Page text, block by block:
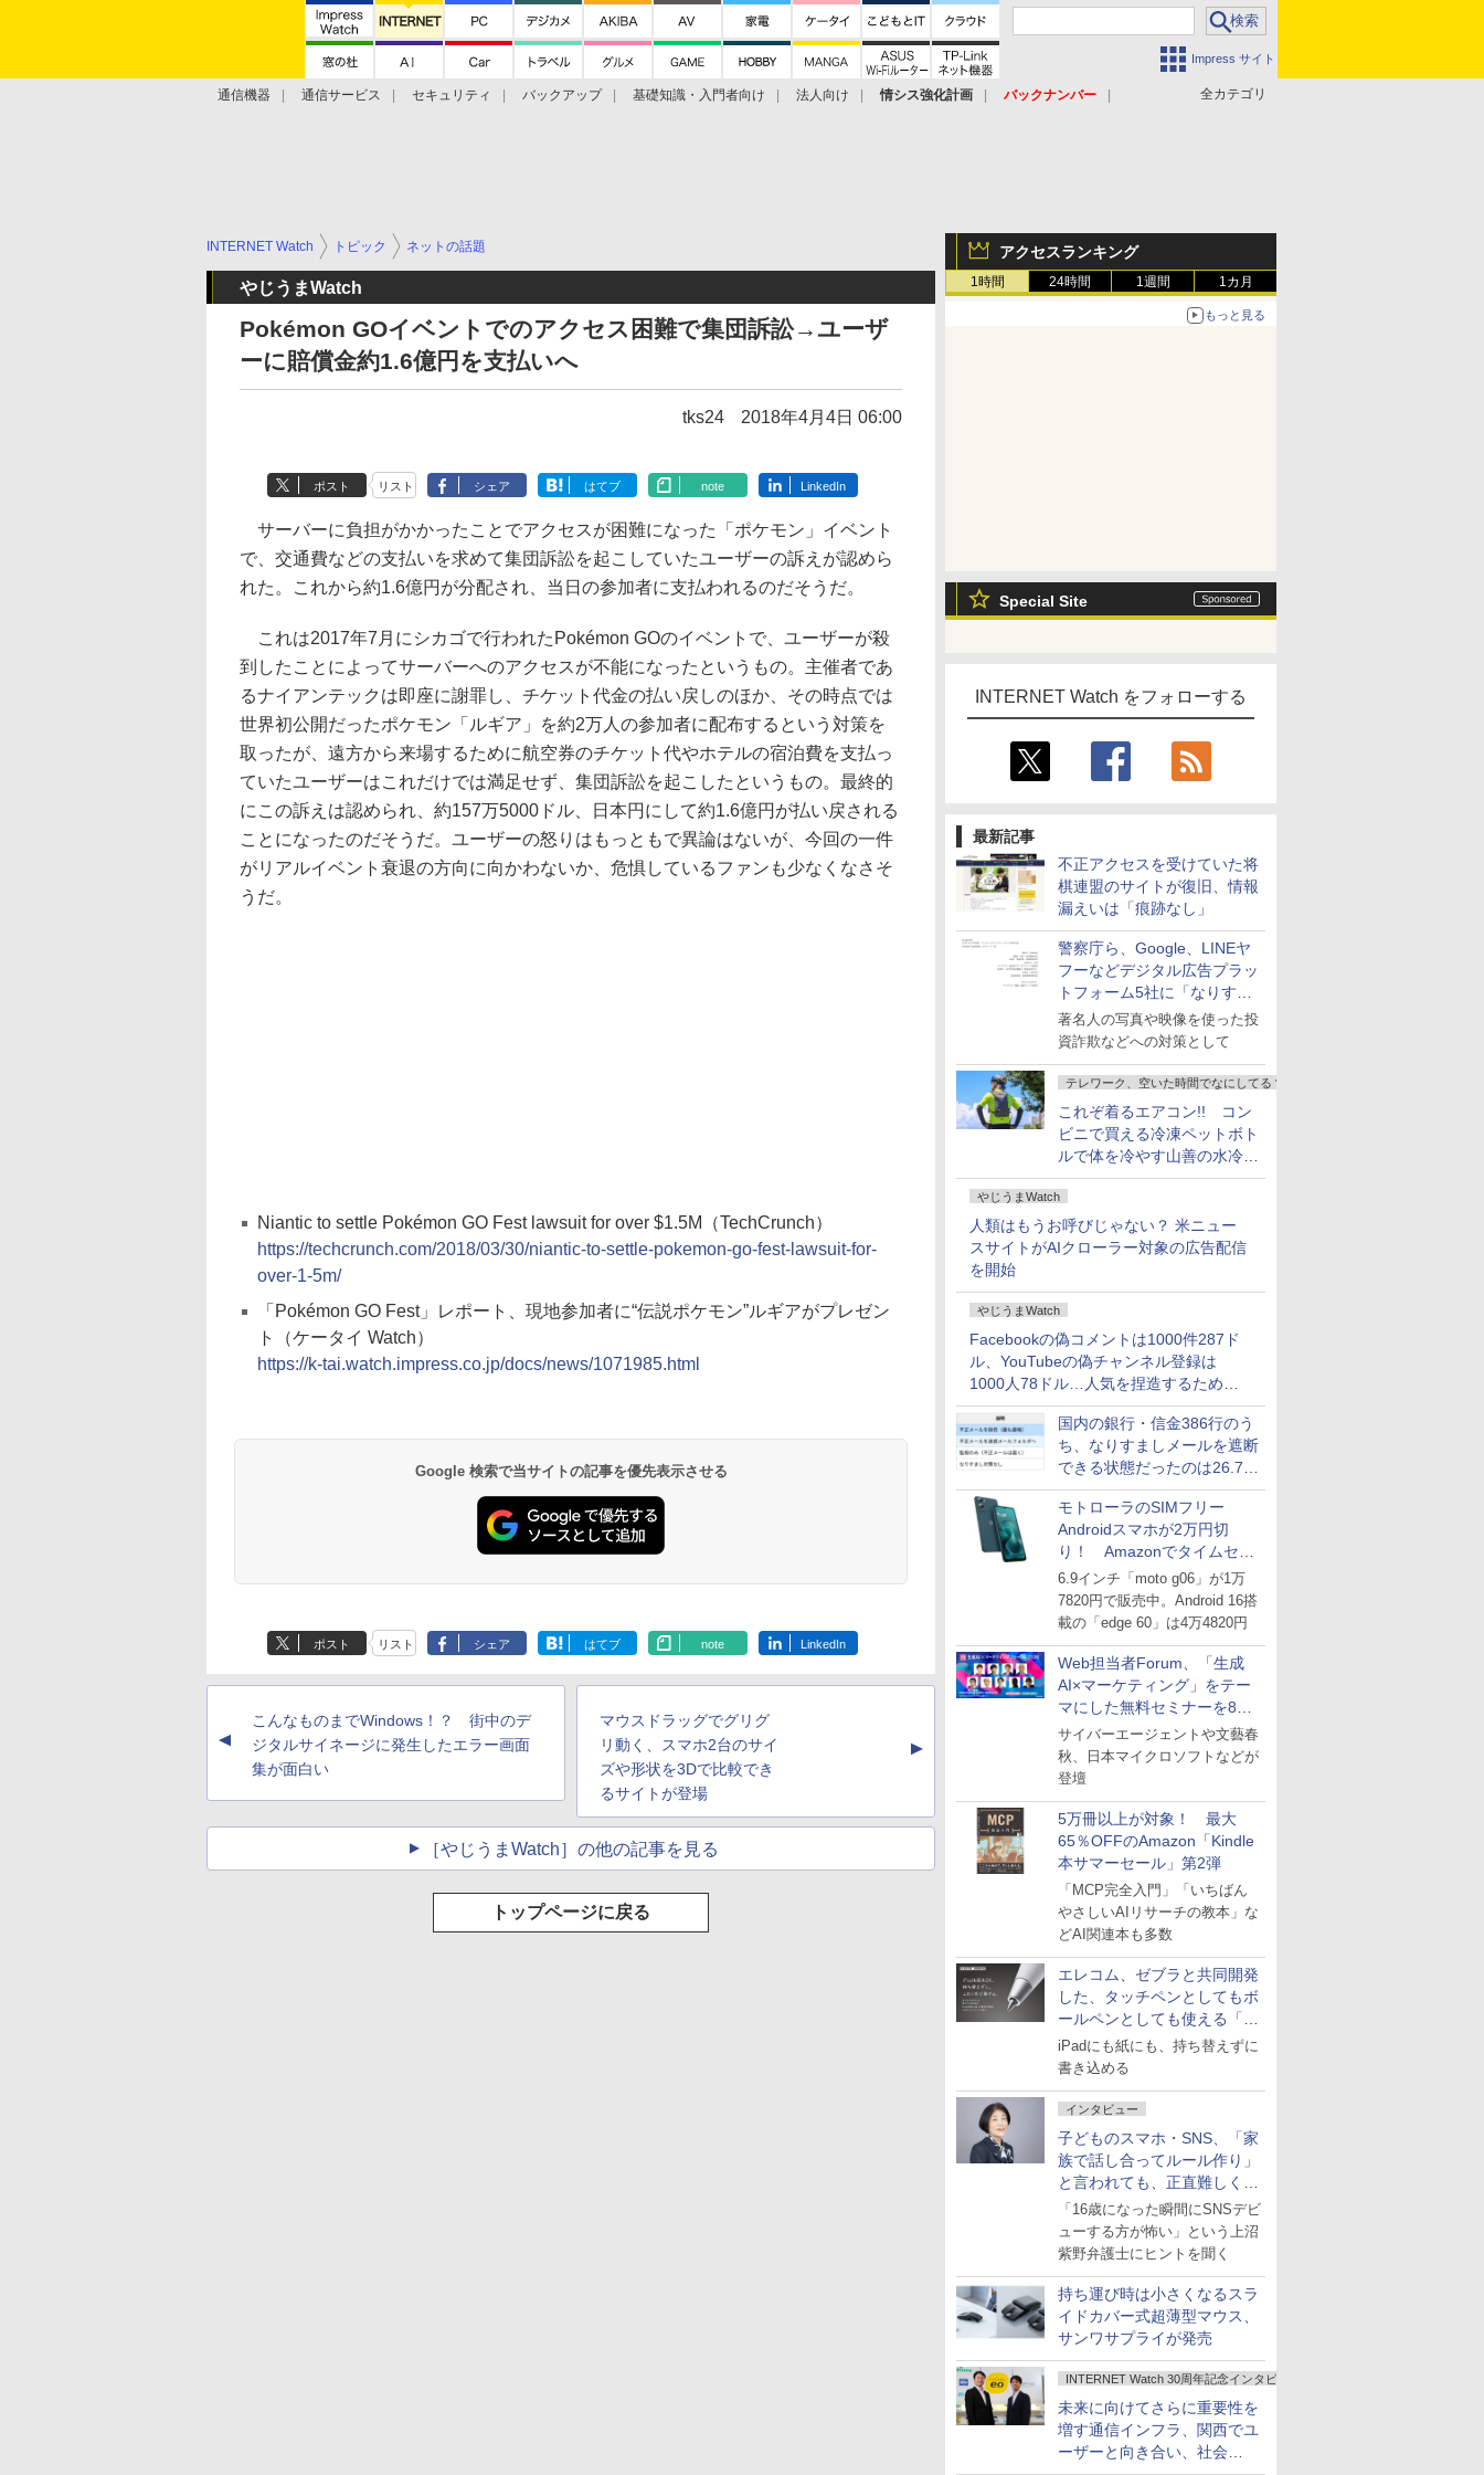
Impress サイト
全カテゴリ
通信機器 通信サービス セキュリティ バックアップ 基礎知識・入門者向け 法人向け 情シス強化計画
バックナンバー
アクセスランキング
1時間 24時間 1週間 1カ月
もっと見る
Special Site
INTERNET Watch をフォローする
最新記事
不正アクセスを受けていた将
棋連盟のサイトが復旧、情報
漏えいは「痕跡なし」
警察庁ら、Google、LINEヤ
フーなどデジタル広告プラッ
トフォーム5社に「なりすま
し詐欺広告」対策強化を要請
著名人の写真や映像を使った投
資詐欺などへの対策として
テレワーク、空いた時間でなにしてる？
これぞ着るエアコン!! コン
ビニで買える冷凍ペットボト
ルで体を冷やす山善の水冷ベ
ストがロードバイクにちょう
どいい【ぼっち・ざ・ろー
ど！その14】
やじうまWatch
人類はもうお呼びじゃない？ 米ニュー
スサイトがAIクローラー対象の広告配信
を開始
やじうまWatch
Facebookの偽コメントは1000件287ド
ル、YouTubeの偽チャンネル登録は
1000人78ドル…人気を捏造するための
価格リストが公開中
国内の銀行・信金386行のう
ち、なりすましメールを遮断
できる状態だったのは26.7％
にとどまる～GMOブランド
セキュリティ調査
モトローラのSIMフリー
Androidスマホが2万円切
り！ Amazonでタイムセー
ル
6.9インチ「moto g06」が1万
7820円で販売中。Android 16搭
載の「edge 60」は4万4820円
Web担当者Forum、「生成
AI×マーケティング」をテー
マにした無料セミナーを8月
27日にオンライン開催
サイバーエージェントや文藝春
秋、日本マイクロソフトなどが
登壇
5万冊以上が対象！ 最大
65％OFFのAmazon「Kindle
本サマーセール」第2弾
「MCP完全入門」「いちばん
やさしいAIリサーチの教本」な
どAI関連本も多数
エレコム、ゼブラと共同開発
した、タッチペンとしてもボ
ールペンとしても使える「ス
タイラスツーウェイ」発売
iPadにも紙にも、持ち替えずに
書き込める
インタビュー
子どものスマホ・SNS、「家
族で話し合ってルール作り」
と言われても、正直難しくな
いですか？
「16歳になった瞬間にSNSデビ
ューする方が怖い」という上沼
紫野弁護士にヒントを聞く
持ち運び時は小さくなるスラ
イドカバー式超薄型マウス、
サンワサプライが発売
INTERNET Watch 30周年記念インタビュー
未来に向けてさらに重要性を
増す通信インフラ、関西でユ
ーザーと向き合い、社会
INTERNET Watch トピック ネットの話題
やじうまWatch
Pokémon GOイベントでのアクセス困難で集団訴訟→ユーザ
ーに賠償金約1.6億円を支払いへ
tks24 2018年4月4日 06:00
ポスト リスト シェア はてブ note LinkedIn
サーバーに負担がかかったことでアクセスが困難になった「ポケモン」イベント
で、交通費などの支払いを求めて集団訴訟を起こしていたユーザーの訴えが認めら
れた。これから約1.6億円が分配され、当日の参加者に支払われるのだそうだ。
これは2017年7月にシカゴで行われたPokémon GOのイベントで、ユーザーが殺
到したことによってサーバーへのアクセスが不能になったというもの。主催者であ
るナイアンテックは即座に謝罪し、チケット代金の払い戻しのほか、その時点では
世界初公開だったポケモン「ルギア」を約2万人の参加者に配布するという対策を
取ったが、遠方から来場するために航空券のチケット代やホテルの宿泊費を支払っ
ていたユーザーはこれだけでは満足せず、集団訴訟を起こしたというもの。最終的
にこの訴えは認められ、約157万5000ドル、日本円にして約1.6億円が払い戻される
ことになったのだそうだ。ユーザーの怒りはもっともで異論はないが、今回の一件
がリアルイベント衰退の方向に向かわないか、危惧しているファンも少なくなさそ
うだ。
Niantic to settle Pokémon GO Fest lawsuit for over $1.5M（TechCrunch）
https://techcrunch.com/2018/03/30/niantic-to-settle-pokemon-go-fest-lawsuit-for-
over-1-5m/
「Pokémon GO Fest」レポート、現地参加者に“伝説ポケモン”ルギアがプレゼン
ト（ケータイ Watch）
https://k-tai.watch.impress.co.jp/docs/news/1071985.html
Google 検索で当サイトの記事を優先表示させる
ポスト リスト シェア はてブ note LinkedIn
▲
こんなものまでWindows！？ 街中のデ
ジタルサイネージに発生したエラー画面
集が面白い
マウスドラッグでグリグ
リ動く、スマホ2台のサイ
ズや形状を3Dで比較でき
るサイトが登場
▲
［やじうまWatch］の他の記事を見る
トップページに戻る